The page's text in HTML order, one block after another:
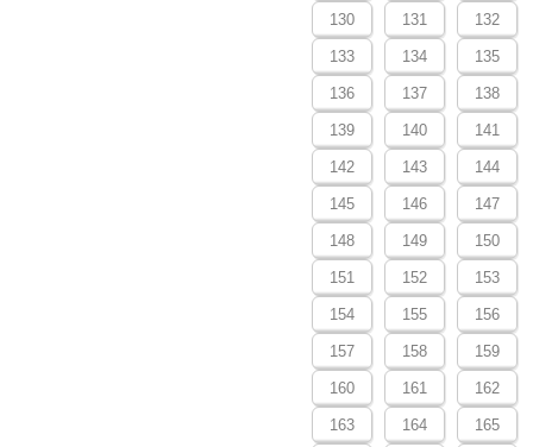
130 131 132
133 134 135
136 137 138
139 140 141
142 143 144
145 146 147
148 149 150
151 152 153
154 155 156
157 158 159
160 161 162
163 164 165